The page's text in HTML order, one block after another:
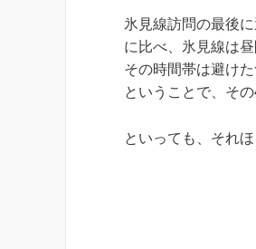
氷見線訪問の最後
に比べ、氷見線は
その時間帯は避け
ということで、そ
といっても、それ